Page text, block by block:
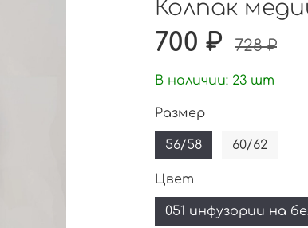
Колпак
700 ₽ 728 ₽
В наличии: 23 шт
Размер
56/58 60/62
Цвет
051 инфузории на